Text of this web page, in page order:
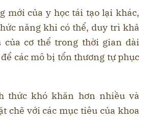
mới của y học tái tạo lại khác,
năng khi có thể, duy trì khả
của cơ thể trong thời gian dài
các mô bị tổn thương tự phục
thức khó khăn hơn nhiều và
chẽ với các mục tiêu của khoa